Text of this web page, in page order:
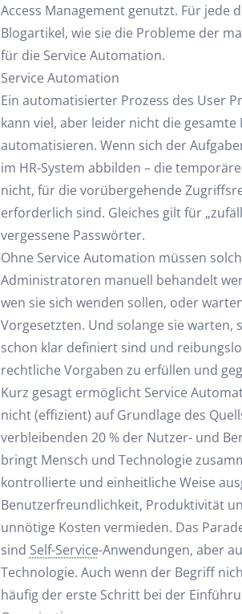
Access Management genutzt. Für
Blogartikel, wie sie die Probleme der
für die Service Automation.
Service Automation
Ein automatisierter Prozess des User
kann viel, aber leider nicht die
automatisieren. Wenn sich der
im HR-System abbilden – die
nicht, für die vorübergehende
erforderlich sind. Gleiches gilt für
vergessene Passwörter.
Ohne Service Automation müssen
Administratoren manuell behandelt
wen sie sich wenden sollen, oder
Vorgesetzten. Und solange sie warten,
schon klar definiert sind und
rechtliche Vorgaben zu erfüllen und
Kurz gesagt ermöglicht Service
nicht (effizient) auf Grundlage des
verbleibenden 20 % der Nutzer- und
bringt Mensch und Technologie
kontrollierte und einheitliche Weise
Benutzerfreundlichkeit, Produktivität
unnötige Kosten vermieden. Das
sind Self-Service-Anwendungen, aber
Technologie. Auch wenn der Begriff
häufig der erste Schritt bei der